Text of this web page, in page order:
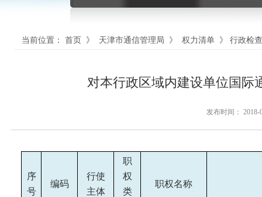
当前位置： 首页 》 天津市通信管理局 》 权力清单 》 行政检查
对本行政区域内建设单位国际
发布时间：
序
号
编码
行使
主体
职
权
类
职权名称